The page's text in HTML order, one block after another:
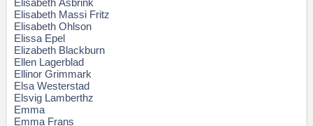
Elisabeth Åsbrink
Elisabeth Massi Fritz
Elisabeth Ohlson
Elissa Epel
Elizabeth Blackburn
Ellen Lagerblad
Ellinor Grimmark
Elsa Westerstad
Elsvig Lamberthz
Emma
Emma Frans